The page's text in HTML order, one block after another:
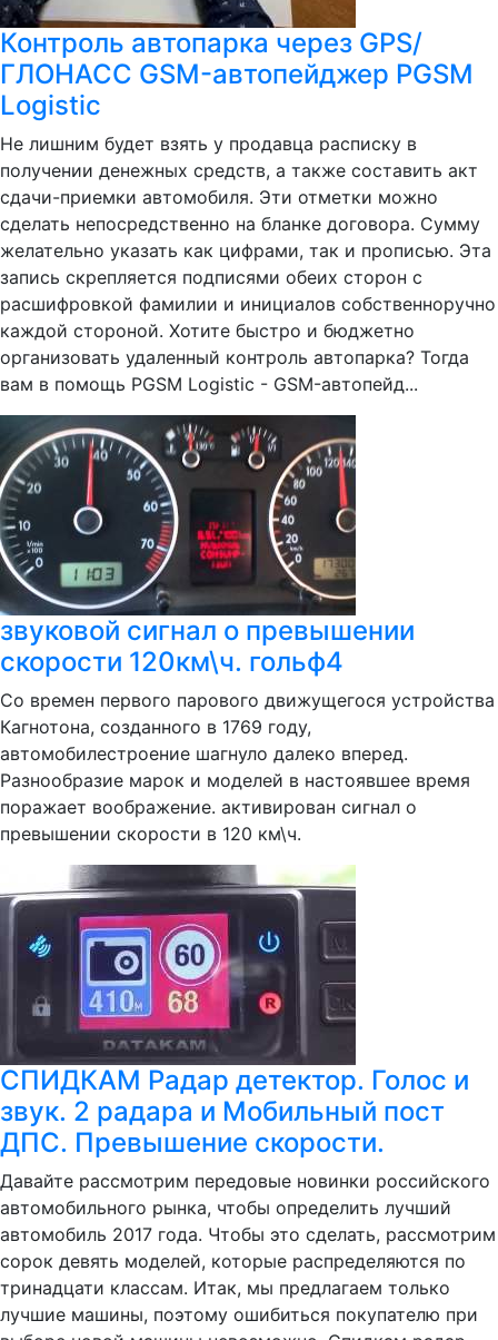
Контроль автопарка через GPS/
ГЛОНАСС GSM-автопейджер PGSM
Logistic
Не лишним будет взять у продавца расписку в
получении денежных средств, а также составить акт
сдачи-приемки автомобиля. Эти отметки можно
сделать непосредственно на бланке договора. Сумму
желательно указать как цифрами, так и прописью. Эта
запись скрепляется подписями обеих сторон с
расшифровкой фамилии и инициалов собственноручно
каждой стороной. Хотите быстро и бюджетно
организовать удаленный контроль автопарка? Тогда
вам в помощь PGSM Logistic - GSM-автопейд...
звуковой сигнал о превышении
скорости 120км\ч. гольф4
Со времен первого парового движущегося устройства
Кагнотона, созданного в 1769 году,
автомобилестроение шагнуло далеко вперед.
Разнообразие марок и моделей в настоявшее время
поражает воображение. активирован сигнал о
превышении скорости в 120 км\ч.
СПИДКАМ Радар детектор. Голос и
звук. 2 радара и Мобильный пост
ДПС. Превышение скорости.
Давайте рассмотрим передовые новинки российского
автомобильного рынка, чтобы определить лучший
автомобиль 2017 года. Чтобы это сделать, рассмотрим
сорок девять моделей, которые распределяются по
тринадцати классам. Итак, мы предлагаем только
лучшие машины, поэтому ошибиться покупателю при